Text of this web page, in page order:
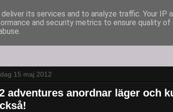
15 maj 2012
adventures anordnar läger och
its services and to analyze traffic. Your IP
and security metrics to ensure quality of